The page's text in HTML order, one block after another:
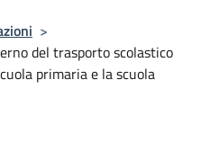
>
del trasporto scolastico
primaria e la scuola